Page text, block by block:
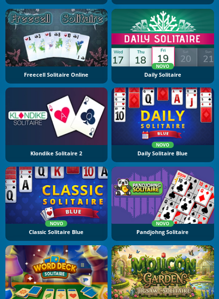
Freecell Solitaire Online
NOVO
Daily Solitaire
Klondike Solitaire 2
NOVO
Daily Solitaire Blue
NOVO
Classic Solitaire Blue
NOVO
Pandjohng Solitaire